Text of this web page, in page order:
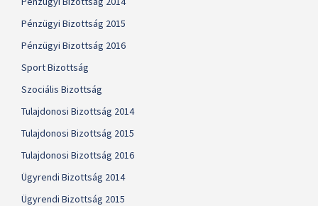
Pénzügyi Bizottság 2015
Pénzügyi Bizottság 2016
Sport Bizottság
Szociális Bizottság
Tulajdonosi Bizottság 2014
Tulajdonosi Bizottság 2015
Tulajdonosi Bizottság 2016
Ügyrendi Bizottság 2014
Ügyrendi Bizottság 2015